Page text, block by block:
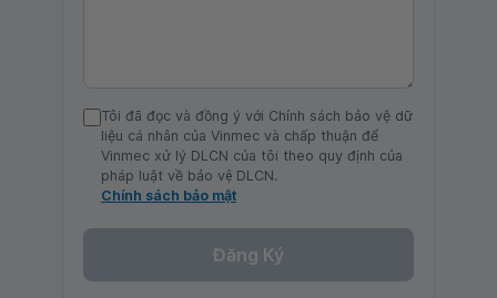
Tôi đã đọc và đồng ý với Chính sách bảo vệ dữ
liệu cá nhân của Vinmec và chấp thuận để
Vinmec xử lý DLCN của tôi theo quy định của
pháp luật về bảo vệ DLCN.
Chính sách bảo mật
Đăng Ký